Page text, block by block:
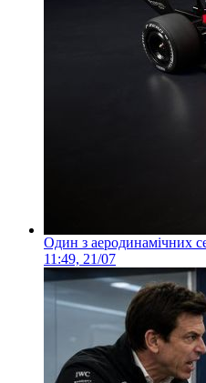
Один з аеродинамічних
11:49, 21/07